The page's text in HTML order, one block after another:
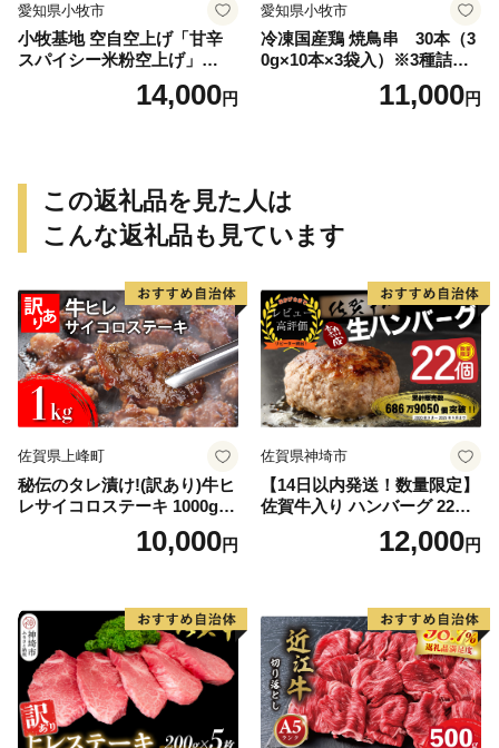
愛知県小牧市
小牧基地 空自空上げ「甘辛
スパイシー米粉空上げ」
（計2kg 500g×4袋）手羽先
14,000円
愛知県小牧市
冷凍国産鶏 焼鳥串 30本（3
0g×10本×3袋入）※3種詰め
合わせ 焼き鳥 おつまみ バー
ベキュー 小分け 国産 鶏肉 焼
せ
11,000円
この返礼品を見た人は
こんな返礼品も見ています
佐賀県上峰町
秘伝のタレ漬け!(訳あり)牛ヒ
レサイコロステーキ 1000g
10,000円
佐賀県神埼市
【14日以内発送！数量限定】
佐賀牛入り ハンバーグ 22個
2.6kg(120g×22個)【佐賀牛
黒毛和牛 ブランド牛 九州 ハ
気】(H083106)
12,000円